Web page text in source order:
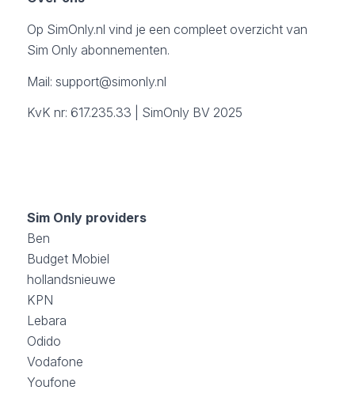
Op SimOnly.nl vind je een compleet overzicht van
Sim Only abonnementen.
Mail: support@simonly.nl
KvK nr: 617.235.33 | SimOnly BV 2025
Sim Only providers
Ben
Budget Mobiel
hollandsnieuwe
KPN
Lebara
Odido
Vodafone
Youfone